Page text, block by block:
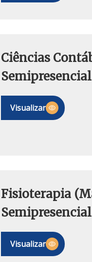
Ciências
Semipresencial
Visualizar
Fisioterapia
Semipresencial
Visualizar